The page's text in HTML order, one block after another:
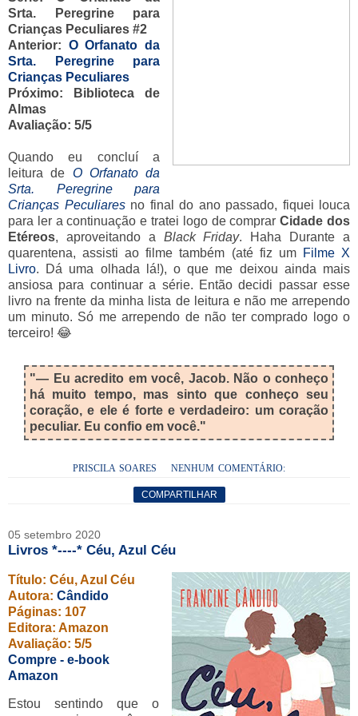
Srta. Peregrine para
Crianças Peculiares #2
Anterior: O Orfanato da
Srta. Peregrine para
Crianças Peculiares
Próximo: Biblioteca de
Almas
Avaliação: 5/5
Quando eu concluí a
leitura de O Orfanato da
Srta. Peregrine para
Crianças Peculiaresno final do ano passado, fiquei louca
para ler a continuação e tratei logo de comprarCidade dos
Etéreos, aproveitando a Black Friday. Haha Durante a
quarentena, assisti ao filme também (até fiz um Filme X
Livro. Dá uma olhada lá!), o que me deixou ainda mais
ansiosa para continuar a série. Então decidi passar esse
livro na frente da minha lista de leitura e não me arrependo
um minuto. Só me arrependo de não ter comprado logo o
terceiro! 😂
"— Eu acredito em você, Jacob. Não o conheço
há muito tempo, mas sinto que conheço seu
coração, e ele é forte e verdadeiro: um coração
peculiar. Eu confio em você."
PRISCILA SOARES NENHUM COMENTÁRIO:
COMPARTILHAR
05 setembro 2020
Livros *----* Céu, Azul Céu
Título: Céu, Azul Céu
Autora: Cândido
Páginas: 107
Editora: Amazon
Avaliação: 5/5
Compre - e-book
Amazon
Estou sentindo que o